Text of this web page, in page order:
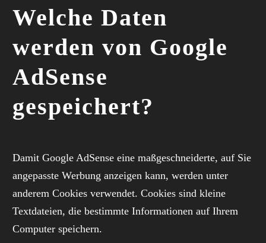
Welche Daten
werden von Google
AdSense
gespeichert?
Damit Google AdSense eine maßgeschneiderte, auf Sie
angepasste Werbung anzeigen kann, werden unter
anderem Cookies verwendet. Cookies sind kleine
Textdateien, die bestimmte Informationen auf Ihrem
Computer speichern.